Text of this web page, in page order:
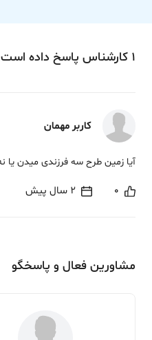
1 کارشناس پاسخ داده‌
کاربر مهمان
آیا زمین طرح سه فرزندی میدن یا
0 2 سال پیش
مشاورین فعال و پاسخگو